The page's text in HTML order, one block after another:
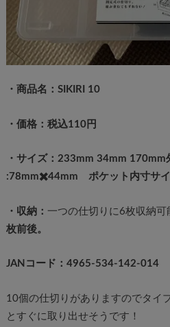
・商品名：SIKIRI 10
・価格：税込110円
・サイズ：233mm 34mm 170mm
:78mm✖️44mm ポケット内寸サ
・収納： 一つの仕切りに6枚収納
枚前後。
JANコード：4965-534-142-014
10個の仕切りがありますのでタイ
とすぐに取り出せそうです！